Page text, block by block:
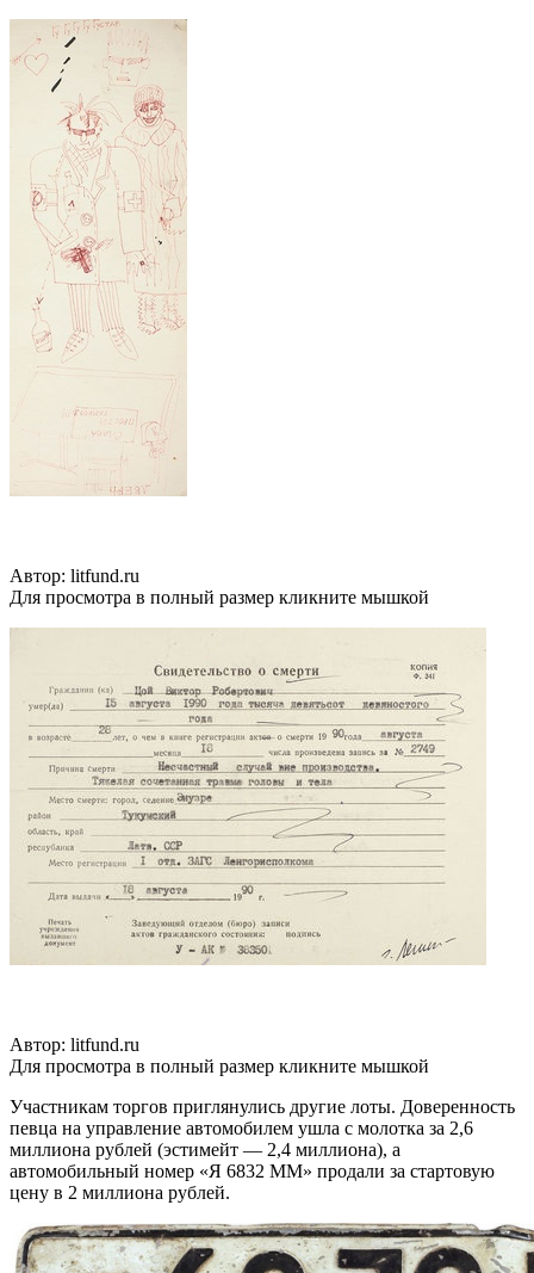
Автор: litfund.ru
Для просмотра в полный размер кликните мышкой
Автор: litfund.ru
Для просмотра в полный размер кликните мышкой
Участникам торгов приглянулись другие лоты. Доверенность
певца на управление автомобилем ушла с молотка за 2,6
миллиона рублей (эстимейт — 2,4 миллиона), а
автомобильный номер «Я 6832 ММ» продали за стартовую
цену в 2 миллиона рублей.